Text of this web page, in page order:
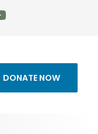
DONATE NOW